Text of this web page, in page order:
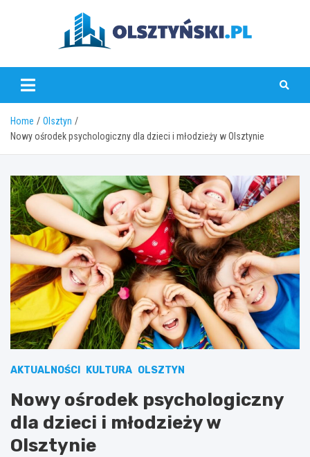
olsztynski.pl
Home
Olsztyn
Nowy ośrodek psychologiczny dla dzieci i młodzieży w Olsztynie
AKTUALNOŚCI KULTURA OLSZTYN
Nowy ośrodek psychologiczny
dla dzieci i młodzieży w
Olsztynie